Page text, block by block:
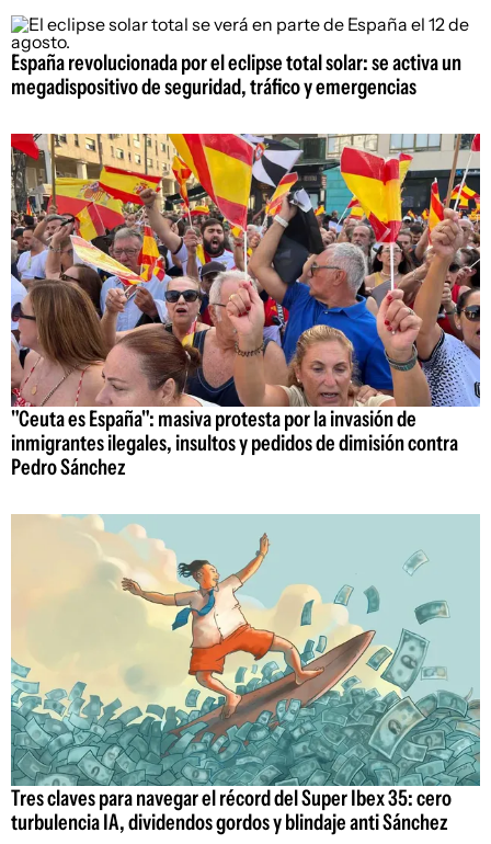
España revolucionada por el eclipse total solar: se activa un
megadispositivo de seguridad, tráfico y emergencias
"Ceuta es España": masiva protesta por la invasión de
inmigrantes ilegales, insultos y pedidos de dimisión contra
Pedro Sánchez
Tres claves para navegar el récord del Super Ibex 35: cero
turbulencia IA, dividendos gordos y blindaje anti Sánchez